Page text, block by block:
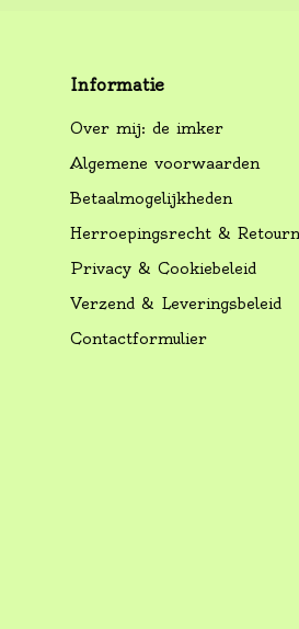
Informatie
Over mij: de imker
Algemene voorwaarden
Betaalmogelijkheden
Herroepingsrecht &
Privacy & Cookiebeleid
Verzend & Leveringsbeleid
Contactformulier